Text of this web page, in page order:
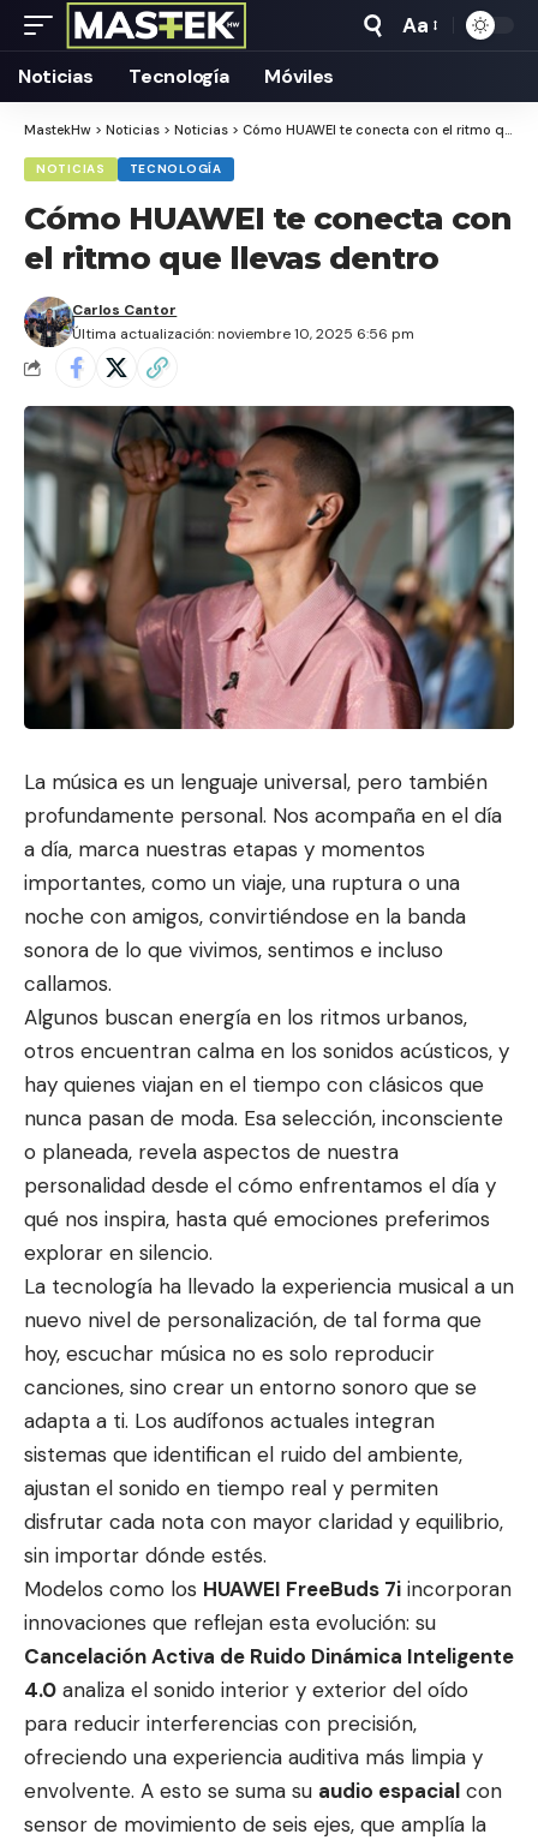
Tamaño
Aa
Noticias Tecnología Móviles
MastekHw > Noticias > Noticias > Cómo HUAWEI te conecta con el ritmo que llevas dentro
NOTICIAS TECNOLOGÍA
Cómo HUAWEI te conecta con
el ritmo que llevas dentro
Última actualización: noviembre 10, 2025 6:56 pm
Carlos Cantor
La música es un lenguaje universal, pero también
profundamente personal. Nos acompaña en el día
a día, marca nuestras etapas y momentos
importantes, como un viaje, una ruptura o una
noche con amigos, convirtiéndose en la banda
sonora de lo que vivimos, sentimos e incluso
callamos.
Algunos buscan energía en los ritmos urbanos,
otros encuentran calma en los sonidos acústicos, y
hay quienes viajan en el tiempo con clásicos que
nunca pasan de moda. Esa selección, inconsciente
o planeada, revela aspectos de nuestra
personalidad desde el cómo enfrentamos el día y
qué nos inspira, hasta qué emociones preferimos
explorar en silencio.
La tecnología ha llevado la experiencia musical a un
nuevo nivel de personalización, de tal forma que
hoy, escuchar música no es solo reproducir
canciones, sino crear un entorno sonoro que se
adapta a ti. Los audífonos actuales integran
sistemas que identifican el ruido del ambiente,
ajustan el sonido en tiempo real y permiten
disfrutar cada nota con mayor claridad y equilibrio,
sin importar dónde estés.
Modelos como los HUAWEI FreeBuds 7i incorporan
innovaciones que reflejan esta evolución: su
Cancelación Activa de Ruido Dinámica Inteligente
4.0 analiza el sonido interior y exterior del oído
para reducir interferencias con precisión,
ofreciendo una experiencia auditiva más limpia y
envolvente. A esto se suma su audio espacial con
sensor de movimiento de seis ejes, que amplía la